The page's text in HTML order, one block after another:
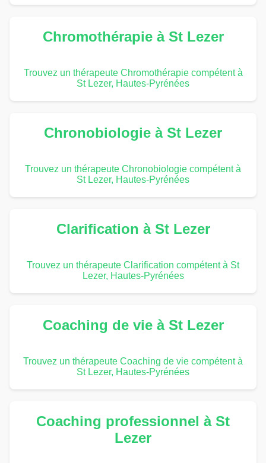
Chromothérapie à St Lezer
Trouvez un thérapeute Chromothérapie compétent à
St Lezer, Hautes-Pyrénées
Chronobiologie à St Lezer
Trouvez un thérapeute Chronobiologie compétent à
St Lezer, Hautes-Pyrénées
Clarification à St Lezer
Trouvez un thérapeute Clarification compétent à St
Lezer, Hautes-Pyrénées
Coaching de vie à St Lezer
Trouvez un thérapeute Coaching de vie compétent à
St Lezer, Hautes-Pyrénées
Coaching professionnel à St
Lezer